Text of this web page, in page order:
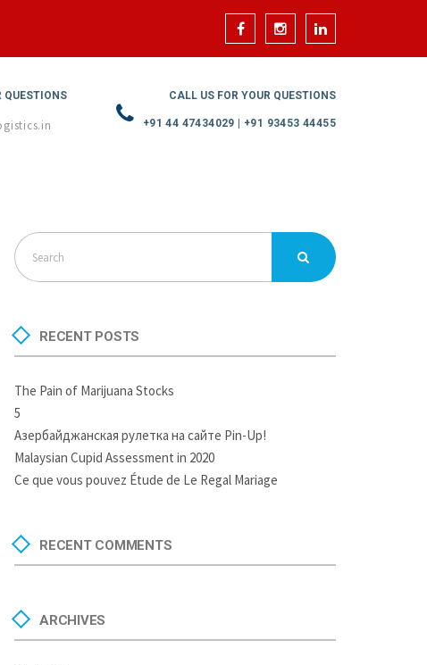
QUESTIONS CALL US FOR YOUR QUESTIONS
+91 44 47434029 | +91 93453 44455
RECENT POSTS
The Pain of Marijuana Stocks
5
Азербайджанская рулетка на сайте Pin-Up!
Malaysian Cupid Assessment in 2020
Ce que vous pouvez Étude de Le Regal Mariage
RECENT COMMENTS
ARCHIVES